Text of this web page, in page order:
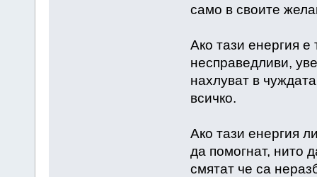
само в своите
Ако тази енергия
несправедливи,
нахлуват в
всичко.
Ако тази енергия
да помогнат, нито
смятат че са